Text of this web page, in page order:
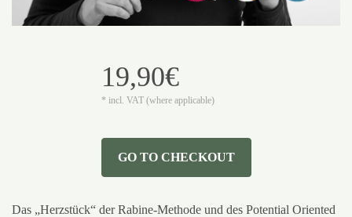
19,90€
* incl. VAT (where applicable)
GO TO CHECKOUT
Das „Herzstück“ der Rabine-Methode und des Potential Oriented